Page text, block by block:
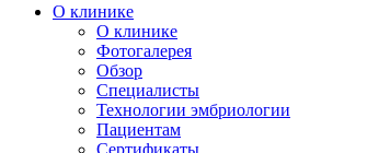
О клинике
О клинике
Фотогалерея
Обзор
Специалисты
Технологии эмбриологии
Пациентам
Сертификаты